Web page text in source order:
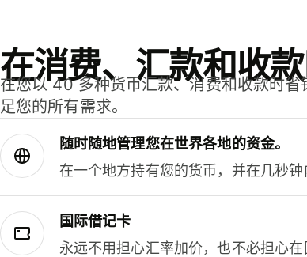
在消费、汇款和收
在您以 40 多种货币汇款、消费和收款时
足您的所有需求。
随时随地管理您在世界各地的资金。
在一个地方持有您的货币，并在几秒钟
国际借记卡
永远不用担心汇率加价，也不必担心在